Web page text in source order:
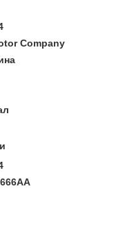
Company